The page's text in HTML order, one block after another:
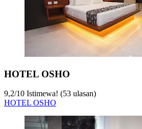
HOTEL OSHO
9,2/10 Istimewa! (53 ulasan)
HOTEL OSHO